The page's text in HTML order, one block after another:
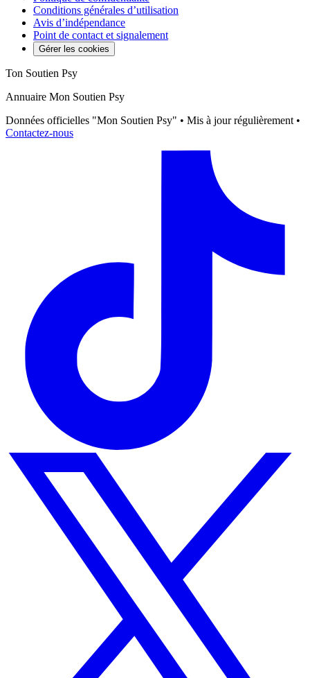
Conditions générales d’utilisation
Avis d’indépendance
Point de contact et signalement
Gérer les cookies
Ton Soutien Psy
Annuaire Mon Soutien Psy
Données officielles "Mon Soutien Psy" • Mis à jour régulièrement •
Contactez-nous